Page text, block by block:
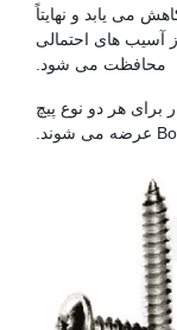
می یابد و نهایتاً
آسیب های احتمالی
محافظت می شود.
برای هر دو نوع پیچ